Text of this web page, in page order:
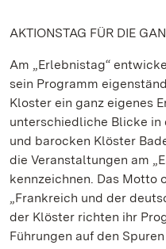
AKTIONSTAG FÜR DIE
Am „Erlebnistag“
sein Programm
Kloster ein ganz eigenes
unterschiedliche Blicke
und barocken Klöster
die Veranstaltungen am
kennzeichnen. Das Motto
„Frankreich und der
der Klöster richten ihr
Führungen auf den